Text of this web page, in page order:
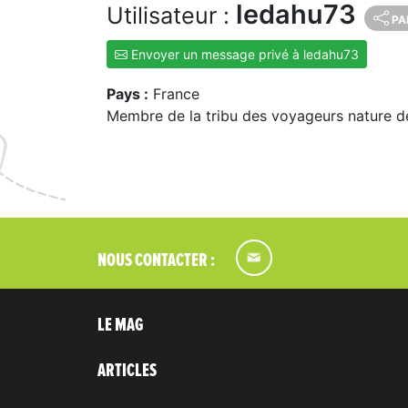
Utilisateur : ledahu73
Envoyer un message privé à ledahu73
Pays : France
Membre de la tribu des voyageurs nature
NOUS CONTACTER :
LE MAG
ARTICLES